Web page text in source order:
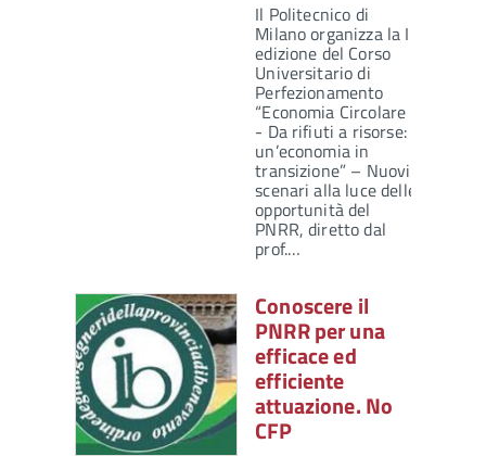
Il Politecnico di
Milano organizza la I
edizione del Corso
Universitario di
Perfezionamento
“Economia Circolare
- Da rifiuti a risorse:
un’economia in
transizione” – Nuovi
scenari alla luce delle
opportunità del
PNRR, diretto dal
prof.…
Conoscere il
PNRR per una
efficace ed
efficiente
attuazione. No
CFP